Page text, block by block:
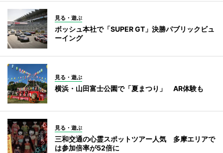
見る・遊ぶ
ボッシュ本社で「SUPER GT」決勝パブリックビュ
ーイング
見る・遊ぶ
横浜・山田富士公園で「夏まつり」 AR体験も
見る・遊ぶ
三和交通の心霊スポットツアー人気 多摩エリアで
は参加倍率が52倍に